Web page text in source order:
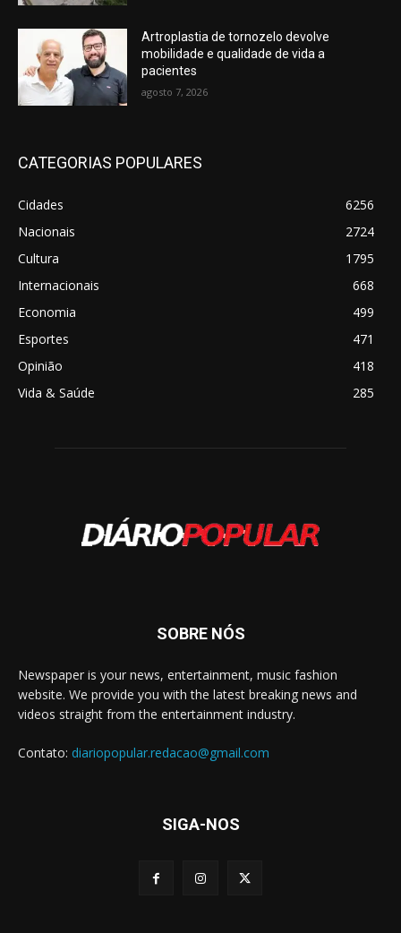
Artroplastia de tornozelo devolve
mobilidade e qualidade de vida a
pacientes
agosto 7, 2026
CATEGORIAS POPULARES
Cidades
6256
Nacionais
2724
Cultura
1795
Internacionais
668
Economia
499
Esportes
471
Opinião
418
Vida & Saúde
285
SOBRE NÓS
Newspaper is your news, entertainment, music fashion
website. We provide you with the latest breaking news and
videos straight from the entertainment industry.
Contato: diariopopular.redacao@gmail.com
SIGA-NOS